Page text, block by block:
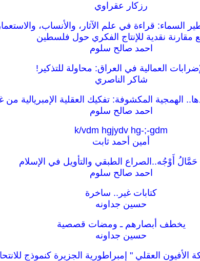
رزكار عقراوي
السماء: قراءة في علم الآثار، والأنساب،
مقارنة نقدية للإنتاج الفكري حول فلسطين
احمد صالح سلوم
العمالية في العراق: محاولة للتذكير!
شاكر الناصري
الهمجية المكشوفة: تفكيك العقلية الإمبريالية من
احمد صالح سلوم
k/vdm hgjydv hg-;-gdm
أمين أحمد ثابت
أَوْجُه..الصراع الطبقي والتأويل في الإسلام
احمد صالح سلوم
كتابات غير.. ساخرة
حسين جداونه
يخطف أبصارهم ـ ومضات قصصية
حسين جداونه
الأفيون العقلي " إمبراطورية الجزيرة كنموذج